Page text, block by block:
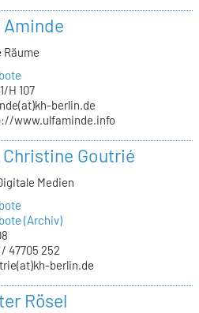
H 107
berlin.de
www.ulfaminde.info
Christine Goutrié
Medien
(Archiv)
47705 252
berlin.de
Rösel